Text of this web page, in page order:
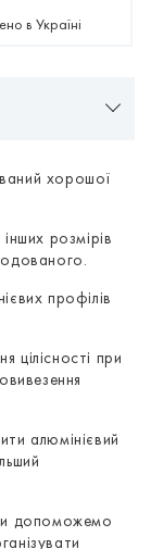
в Україні
хорошої
розмірів
профілів
цілісності при
алюмінієвий
допоможемо